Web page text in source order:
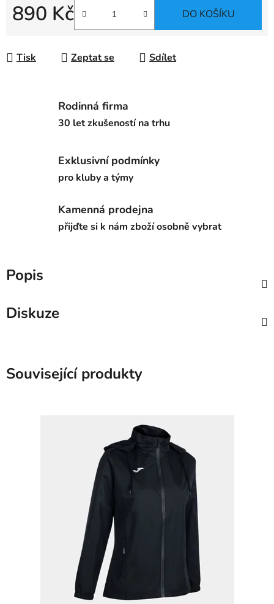
890 Kč DO KOŠÍKU
Tisk Zeptat se Sdílet
Rodinná firma
30 let zkušeností na trhu
Exklusivní podmínky
pro kluby a týmy
Kamenná prodejna
přijďte si k nám zboží osobně vybrat
Popis
Diskuze
Související produkty